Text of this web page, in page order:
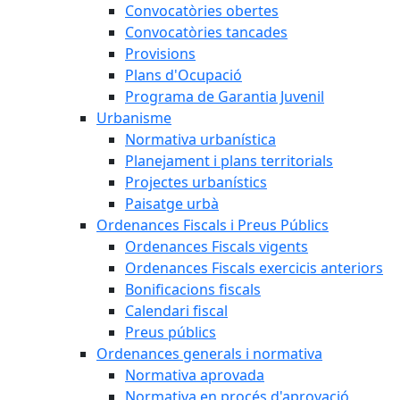
Convocatòries obertes
Convocatòries tancades
Provisions
Plans d'Ocupació
Programa de Garantia Juvenil
Urbanisme
Normativa urbanística
Planejament i plans territorials
Projectes urbanístics
Paisatge urbà
Ordenances Fiscals i Preus Públics
Ordenances Fiscals vigents
Ordenances Fiscals exercicis anteriors
Bonificacions fiscals
Calendari fiscal
Preus públics
Ordenances generals i normativa
Normativa aprovada